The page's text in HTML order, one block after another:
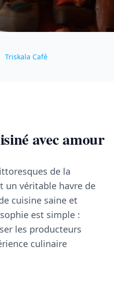
Triskala Café
avec amour
de la
un véritable havre de
cuisine saine et
est simple :
les producteurs
culinaire